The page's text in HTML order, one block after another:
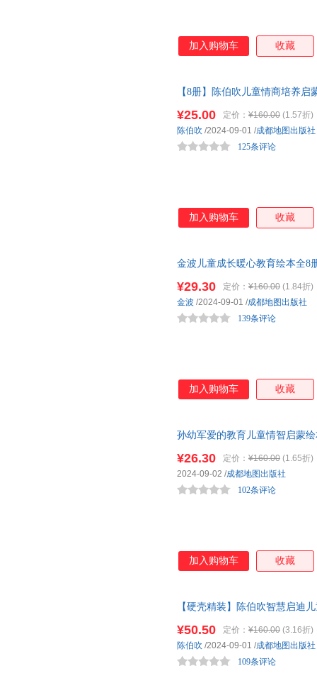
加入购物车 收藏
【8册】陈伯吹儿童情商培养
¥25.00 定价： ¥160.00 (1.57折)
125条评论
陈伯吹 /2024-09-01 /成都地图出版社
加入购物车 收藏
金波儿童成长暖心教育绘本全8
¥29.30 定价： ¥160.00 (1.84折)
139条评论
金波 /2024-09-01 /成都地图出版社
加入购物车 收藏
孙幼军爱的教育儿童情智启蒙
¥26.30 定价： ¥160.00 (1.65折)
102条评论
2024-09-02 /成都地图出版社
加入购物车 收藏
【硬壳精装】陈伯吹智慧启迪
¥50.50 定价： ¥160.00 (3.16折)
109条评论
陈伯吹 /2024-09-01 /成都地图出版社